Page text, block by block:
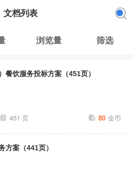
文档列表
浏览量 筛选
餐饮服务投标方案（451页）
451 页 80 金币
方案（441页）